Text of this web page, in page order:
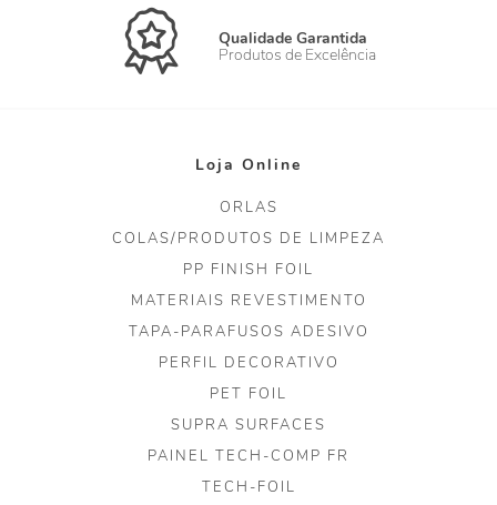
Qualidade Garantida
Produtos de Excelência
Loja Online
ORLAS
COLAS/PRODUTOS DE LIMPEZA
PP FINISH FOIL
MATERIAIS REVESTIMENTO
TAPA-PARAFUSOS ADESIVO
PERFIL DECORATIVO
PET FOIL
SUPRA SURFACES
PAINEL TECH-COMP FR
TECH-FOIL